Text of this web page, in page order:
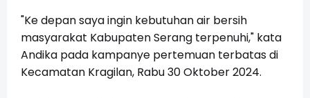
"Ke depan saya ingin kebutuhan air bersih
masyarakat Kabupaten Serang terpenuhi," kata
Andika pada kampanye pertemuan terbatas di
Kecamatan Kragilan, Rabu 30 Oktober 2024.